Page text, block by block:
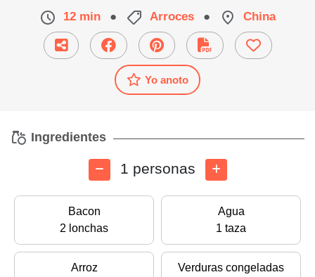
12 min ● Arroces ● China
Yo anoto
Ingredientes
1 personas
Bacon
2 lonchas
Agua
1 taza
Arroz
Verduras congeladas